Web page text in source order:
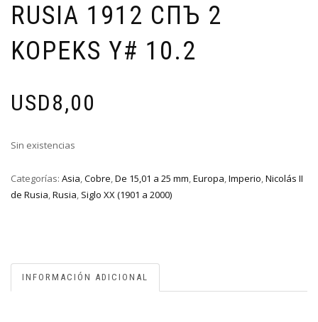
RUSIA 1912 СПЪ 2
KOPEKS Y# 10.2
USD8,00
Sin existencias
Categorías: Asia,Cobre,De 15,01 a 25 mm,Europa,Imperio,Nicolás II
de Rusia,Rusia, Siglo XX (1901 a 2000)
INFORMACIÓN ADICIONAL